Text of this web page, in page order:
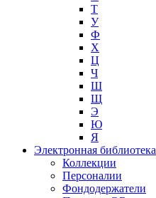
Т
У
Ф
Х
Ц
Ч
Ш
Щ
Э
Ю
Я
Электронная библиотека
Коллекции
Персоналии
Фондодержатели